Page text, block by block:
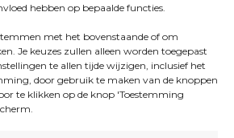
hebben op bepaalde functies.
met het bovenstaande of om
Je keuzes zullen alleen worden toegepast
te allen tijde wijzigen, inclusief het
door gebruik te maken van de knoppen
te klikken op de knop 'Toestemming